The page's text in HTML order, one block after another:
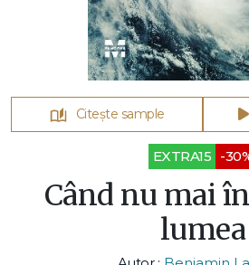
Citește sample
EXTRA15 -
Când nu mai
lumea